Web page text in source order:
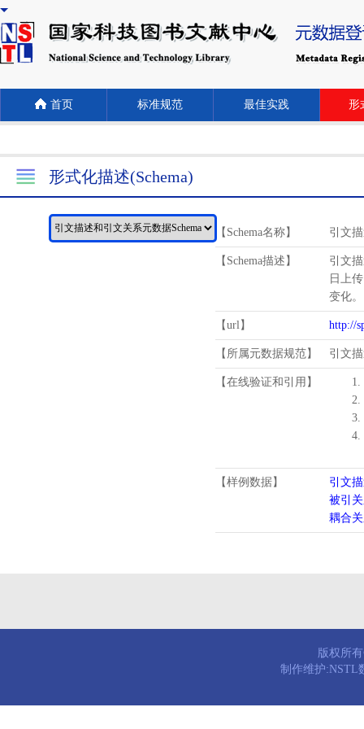
首页 标准规范 最佳实践 形
形式化描述(Schema)
【Schema名称】 引文
【Schema描述】
引文
日上
变化。
【url】 http://
【所属元数据规范】 引文
【在线验证和引用】
1.
2.
3.
4.
【样例数据】
引文
被引
耦合
版权所
制作维护:NSTL